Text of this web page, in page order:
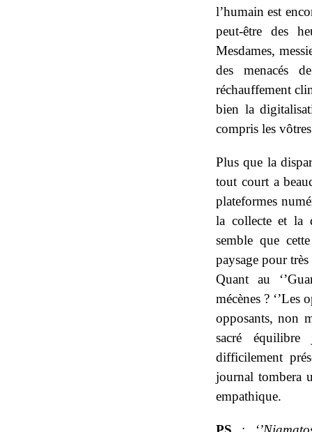
l’humain est
peut-être des
Mesdames,
des menacés
réchauffement
bien la
compris les
Plus que la
tout court a
plateformes
la collecte et la
semble que
paysage pour
Quant au
mécènes ?
opposants, non
sacré
difficilement
journal tombera
empathique.